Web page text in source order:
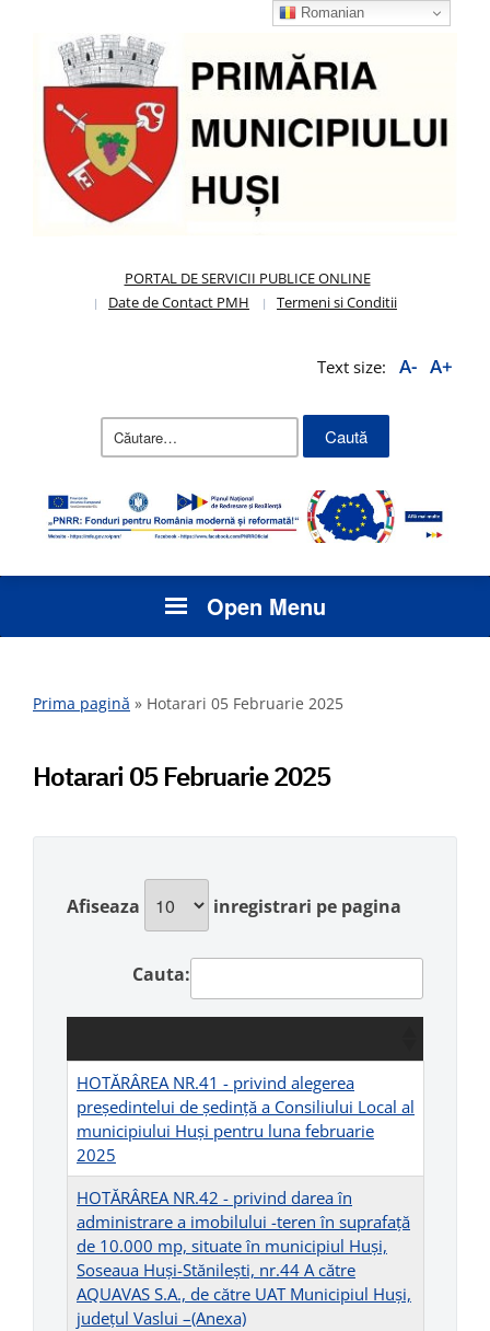
PORTAL DE SERVICII PUBLICE ONLINE
Date de Contact PMH
Termeni si Conditii
Text size: A- A+
Caută
Open Menu
Prima pagină » Hotarari 05 Februarie 2025
Hotarari 05 Februarie 2025
Afiseaza inregistrari pe pagina
Cauta:
HOTĂRÂREA NR.41 - privind alegerea
preşedintelui de şedinţă a Consiliului Local al
municipiului Huşi pentru luna februarie
2025
HOTĂRÂREA NR.42 - privind darea în
administrare a imobilului -teren în suprafață
de 10.000 mp, situate în municipiul Huși,
Soseaua Huși-Stănilești, nr.44 A către
AQUAVAS S.A., de către UAT Municipiul Huși,
județul Vaslui –(Anexa)
Romanian